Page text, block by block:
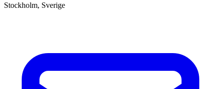
Stockholm, Sverige